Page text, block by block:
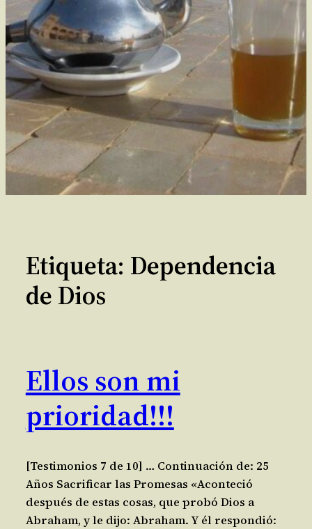
Etiqueta: Dependencia
de Dios
Ellos son mi
prioridad!!!
[Testimonios 7 de 10] … Continuación de: 25
Años Sacrificar las Promesas «Aconteció
después de estas cosas, que probó Dios a
Abraham, y le dijo: Abraham. Y él respondió: